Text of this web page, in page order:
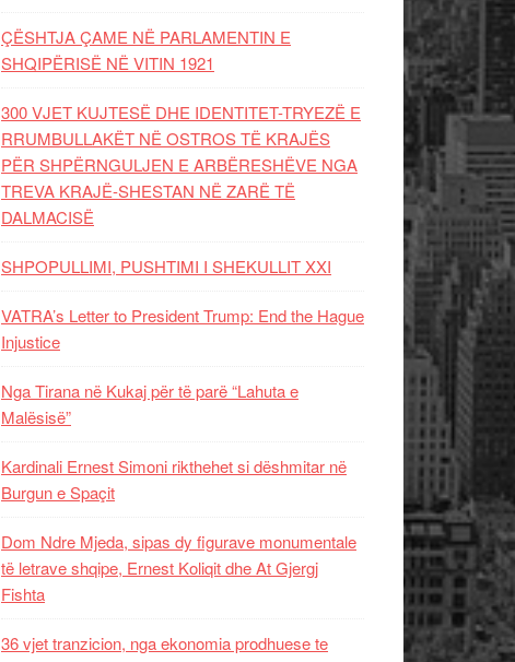
ÇËSHTJA ÇAME NË PARLAMENTIN E
SHQIPËRISË NË VITIN 1921
300 VJET KUJTESË DHE IDENTITET-TRYEZË E
RRUMBULLAKËT NË OSTROS TË KRAJËS
PËR SHPËRNGULJEN E ARBËRESHËVE NGA
TREVA KRAJË-SHESTAN NË ZARË TË
DALMACISË
SHPOPULLIMI, PUSHTIMI I SHEKULLIT XXI
VATRA’s Letter to President Trump: End the Hague
Injustice
Nga Tirana në Kukaj për të parë “Lahuta e
Malësisë”
Kardinali Ernest Simoni rikthehet si dëshmitar në
Burgun e Spaçit
Dom Ndre Mjeda, sipas dy figurave monumentale
të letrave shqipe, Ernest Koliqit dhe At Gjergj
Fishta
36 vjet tranzicion, nga ekonomia prodhuese te